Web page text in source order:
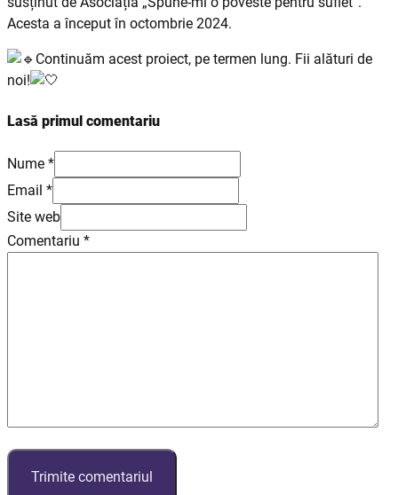
Acesta a început în octombrie 2024.
Continuăm acest proiect, pe termen lung. Fii alături de
noi!
Lasă primul comentariu
Nume *
Email *
Site web
Comentariu *